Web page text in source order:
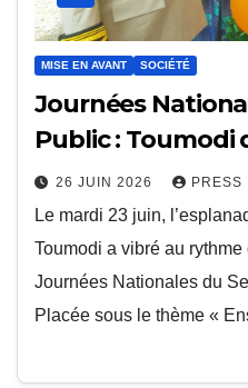
MISE EN AVANT SOCIÉTÉ
Journées
Public : Toumodi
26 JUIN 2026 PRESS
Le mardi 23 juin,
Toumodi a vibré au
Journées Nationales du
Placée sous le thème «